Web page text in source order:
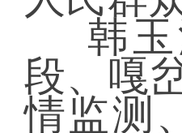
韩
段、嘎
情监测